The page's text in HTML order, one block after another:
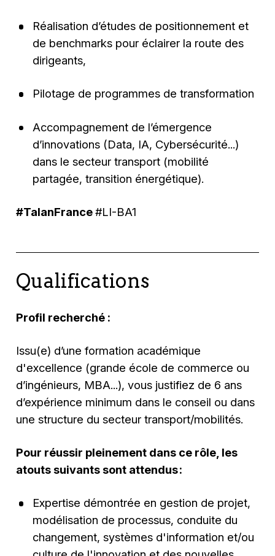
Réalisation d’études de positionnement et
de benchmarks pour éclairer la route des
dirigeants,
Pilotage de programmes de transformation
Accompagnement de l’émergence
d’innovations (Data, IA, Cybersécurité...)
dans le secteur transport (mobilité
partagée, transition énergétique).
#TalanFrance#LI-BA1
Qualifications
Profil recherché :
Issu(e) d’une formation académique
d'excellence (grande école de commerce ou
d’ingénieurs, MBA...), vous justifiez de 6 ans
d’expérience minimum dans le conseil ou dans
une structure du secteur transport/mobilités.
Pour réussir pleinement dans ce rôle, les
atouts suivants sont attendus :
Expertise démontrée en gestion de projet,
modélisation de processus, conduite du
changement, systèmes d'information et/ou